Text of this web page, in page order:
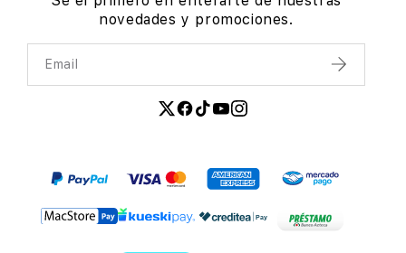
novedades y promociones.
Email